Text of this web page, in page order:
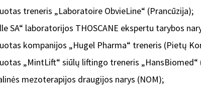
treneris „Laboratoire ObvieLine“ (Prancūzija);
SA“ laboratorijos THOSCANE ekspertu tarybos
kompanijos „Hugel Pharma“ treneris (Pietų
„MintLift“ siūlų liftingo treneris „HansBiomed“
mezoterapijos draugijos narys (NOM);